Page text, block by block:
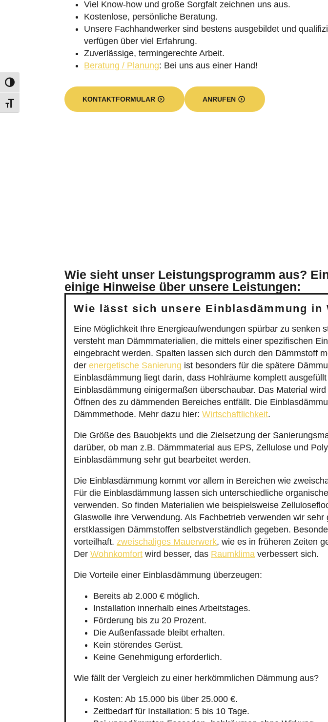
Viel Know-how und große Sorgfalt zeichnen uns aus.
Kostenlose, persönliche Beratung.
Unsere Fachhandwerker sind bestens ausgebildet und
verfügen über viel Erfahrung.
Zuverlässige, termingerechte Arbeit.
Beratung / Planung: Bei uns aus einer Hand!
KONTAKTFORMULAR ANRUFEN
Wie sieht unser Leistungsprogramm aus?
einige Hinweise über unsere Leistungen:
Wie lässt sich unsere Einblasdämmung in
Eine Möglichkeit Ihre Energieaufwendungen spürbar zu senken
versteht man Dämmmaterialien, die mittels einer spezifischen
eingebracht werden. Spalten lassen sich durch den Dämmstoff
der energetische Sanierung ist besonders für die spätere
Einblasdämmung liegt darin, dass Hohlräume komplett
Einblasdämmung einigermaßen überschaubar. Das Material
Öffnen des zu dämmenden Bereiches entfällt. Die
Dämmmethode. Mehr dazu hier: Wirtschaftlichkeit.
Die Größe des Bauobjekts und die Zielsetzung der
darüber, ob man z.B. Dämmmaterial aus EPS, Zellulose und
Einblasdämmung sehr gut bearbeitet werden.
Die Einblasdämmung kommt vor allem in Bereichen wie
Für die Einblasdämmung lassen sich unterschiedliche
verwenden. So finden Materialien wie beispielsweise
Glaswolle ihre Verwendung. Als Fachbetrieb verwenden wir
erstklassigen Dämmstoffen selbstverständlich gegeben.
vorteilhaft. zweischaliges Mauerwerk, wie es in früheren Zeiten
Der Wohnkomfort wird besser, das Raumklima verbessert sich.
Die Vorteile einer Einblasdämmung überzeugen:
Bereits ab 2.000 € möglich.
Installation innerhalb eines Arbeitstages.
Förderung bis zu 20 Prozent.
Die Außenfassade bleibt erhalten.
Kein störendes Gerüst.
Keine Genehmigung erforderlich.
Wie fällt der Vergleich zu einer herkömmlichen Dämmung aus?
Kosten: Ab 15.000 bis über 25.000 €.
Zeitbedarf für Installation: 5 bis 10 Tage.